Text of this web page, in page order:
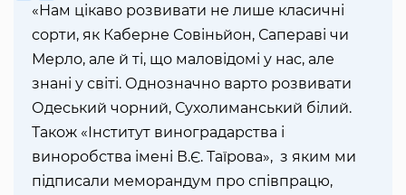
«Нам цікаво розвивати не лише класичні
сорти, як Каберне Совіньйон, Сапераві чи
Мерло, але й ті, що маловідомі у нас, але
знані у світі. Однозначно варто розвивати
Одеський чорний, Сухолиманський білий.
Також «Інститут виноградарства і
виноробства імені В.Є. Таїрова», з яким ми
підписали меморандум про співпрацю,